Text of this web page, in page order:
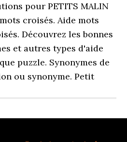
pour PETITS MALIN
croisés. Aide mots
Découvrez les bonnes
et autres types d'aide
puzzle. Synonymes de
ou synonyme. Petit